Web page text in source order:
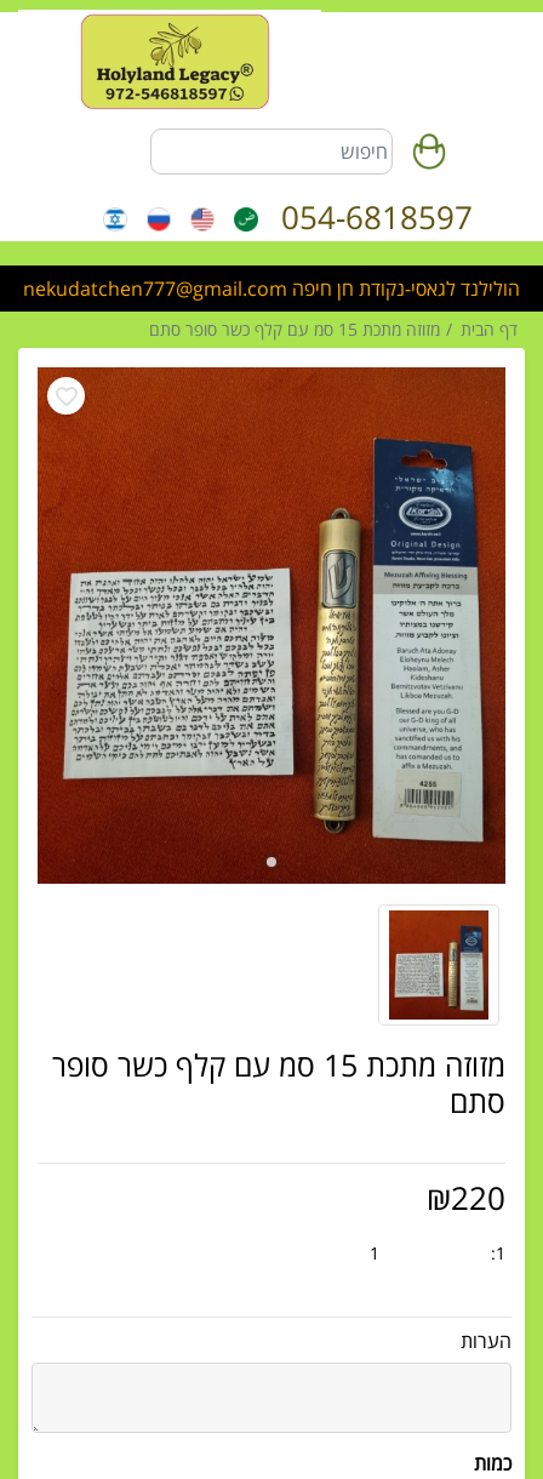
054-6818597
הולילנד לגאסי-נקודת חן חיפה nekudatchen777@gmail.com
דף הבית מזוזה מתכת 15 סמ עם קלף כשר סופר סתם
מזוזה מתכת 15 סמ עם קלף כשר סופר
סתם
₪220
1:
הערות
כמות